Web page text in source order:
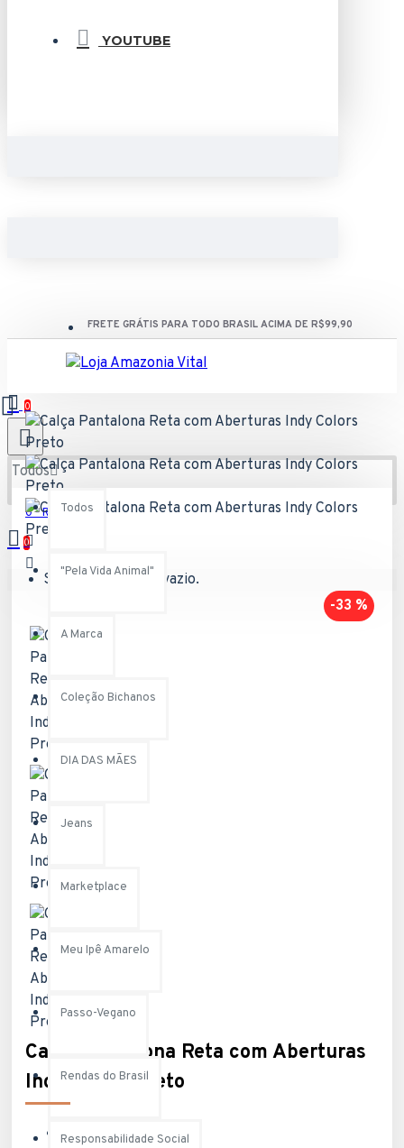
YOUTUBE
FRETE GRÁTIS PARA TODO BRASIL ACIMA DE R$99,90
0
Todos
Todos
"Pela Vida Animal"
A Marca
Coleção Bichanos
DIA DAS MÃES
Jeans
Marketplace
Meu Ipê Amarelo
Passo-Vegano
Rendas do Brasil
Responsabilidade Social
0 - R$0,00
0
Seu carrinho está vazio.
-33 %
Calça Pantalona Reta com Aberturas
Indy Colors Preto
Disponibilidade: